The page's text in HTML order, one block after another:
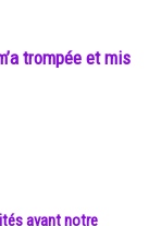
trompée et mis
avant notre